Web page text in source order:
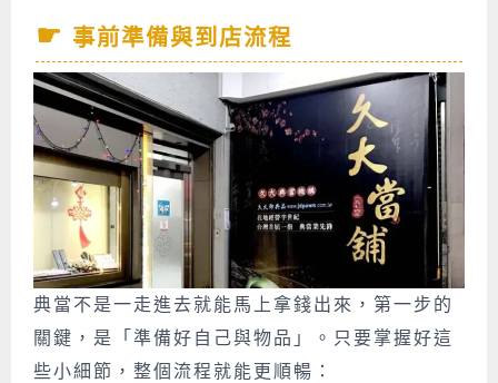
事前準備與到店流程
典當不是一走進去就能馬上拿錢出來，第一步的
關鍵，是「準備好自己與物品」。只要掌握好這
些小細節，整個流程就能更順暢：